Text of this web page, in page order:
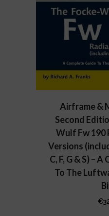
Airframe &
Second
Wulf Fw 190
Versions
C, F, G & S) –
To The
€